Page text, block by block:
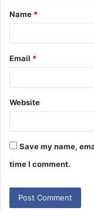
*
Name *
Email *
Website
Save my name,
time I comment.